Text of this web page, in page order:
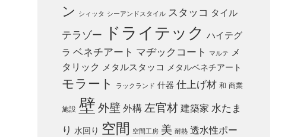
ン
シィッタ シーアンドスタイル スタッコ タイル
テラゾー ドライテック ハイテグ
ラ ベネチアート マヂックコート マルテ
メ
タリック
メタルスタッコ メタルベネチアート
モラート ラックランド 什器 仕上げ材 和 商業
施設 壁 外壁 外構 左官材 建築家 水たま
り 水回り 空間 空間工房 美 耐熱 透水性ポー